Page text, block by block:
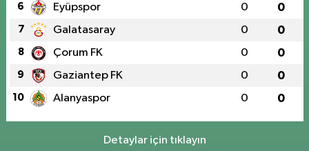
6 Eyüpspor 0 0
7 Galatasaray 0 0
8 Çorum FK 0 0
9 Gaziantep FK 0 0
10 Alanyaspor 0 0
Detaylar için tıklayın